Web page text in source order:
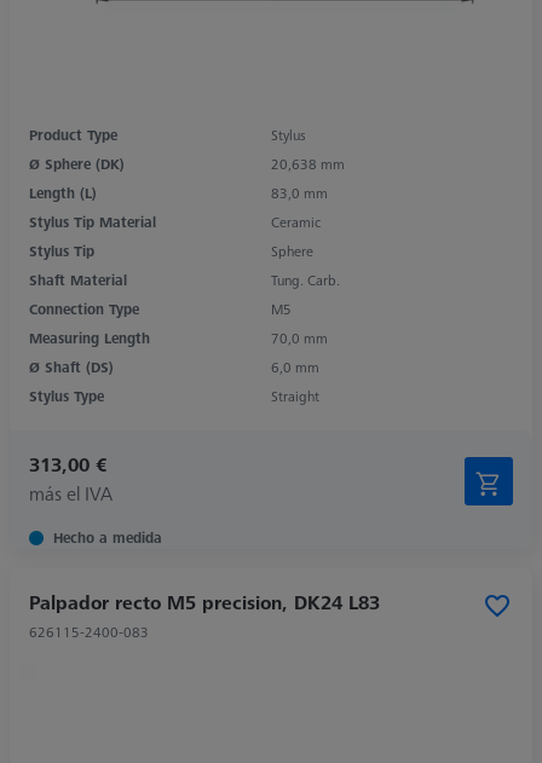
Product Type
Stylus
Ø Sphere (DK)
20,638 mm
Length (L)
83,0 mm
Stylus Tip Material
Ceramic
Stylus Tip
Sphere
Shaft Material
Tung. Carb.
Connection Type
M5
Measuring Length
70,0 mm
Ø Shaft (DS)
6,0 mm
Stylus Type
Straight
313,00 €
más el IVA
Hecho a medida
Palpador recto M5 precision, DK24 L83
626115-2400-083